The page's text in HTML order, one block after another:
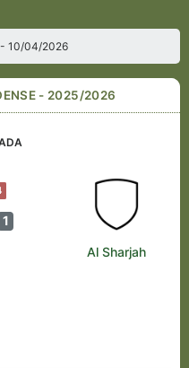
- 10/04/2026
- 2025/2026
1
Al Sharjah